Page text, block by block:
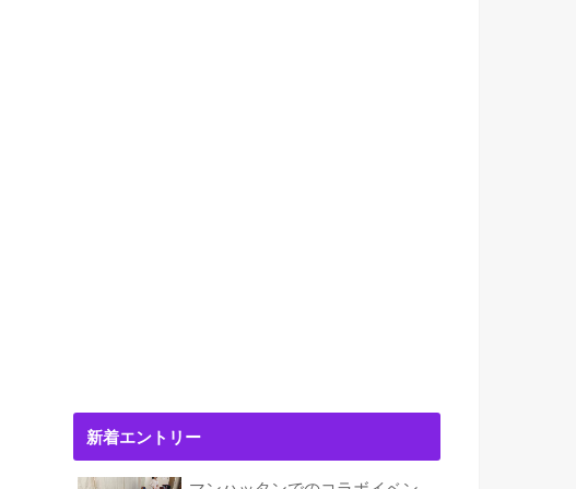
新着エントリー